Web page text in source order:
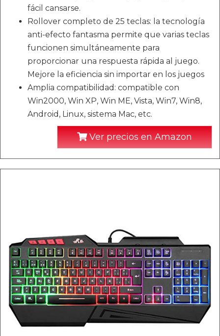
fácil cansarse.
Rollover completo de 25 teclas: la tecnología
anti-efecto fantasma permite que varias teclas
funcionen simultáneamente para
proporcionar una respuesta rápida al juego.
Mejore la eficiencia sin importar en los juegos
Amplia compatibilidad: compatible con
Win2000, Win XP, Win ME, Vista, Win7, Win8,
Android, Linux, sistema Mac, etc.
Ver precios en Amazon